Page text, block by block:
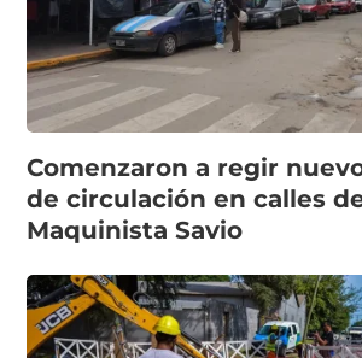
Comenzaron a regir
de circulación en calles
Maquinista Savio